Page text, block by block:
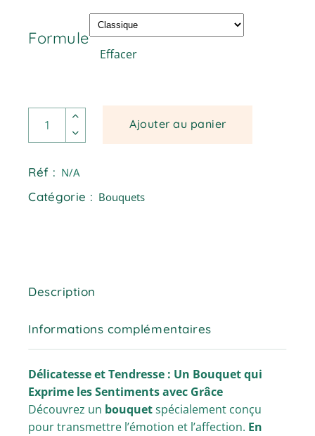
Formule
Effacer
Austin - Bouquet moyennes et longues tiges. quantité
Ajouter au panier
Réf : N/A
Catégorie : Bouquets
Description
Informations complémentaires
Délicatesse et Tendresse : Un Bouquet qui
Exprime les Sentiments avec Grâce
Découvrez un bouquetspécialement conçu
pour transmettre l’émotion et l’affection. En